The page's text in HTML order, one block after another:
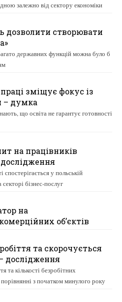
залежно від сектору економіки
дозволити створювати
державних функцій можна було б
зміщує фокус із
– думка
що освіта не гарантує готовності
на працівників
у польській
бізнес-послуг
на
об’єктів
та скорочується
дослідження
та кількості безробітних
з початком минулого року